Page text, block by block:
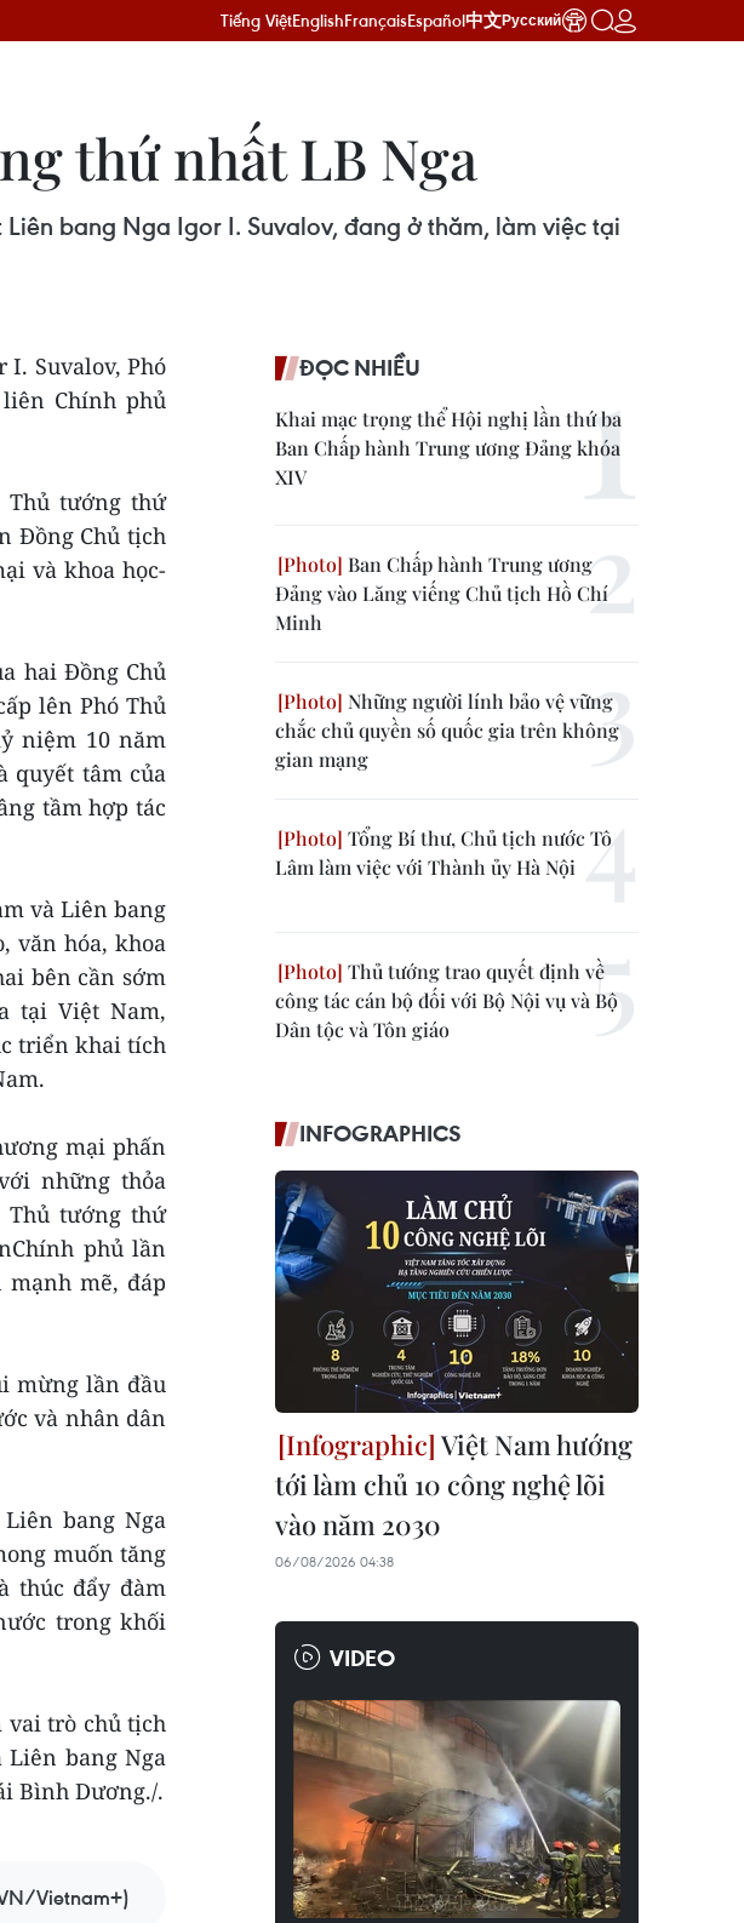
Tiếng ViệtEnglishFrançaisEspañol中文Русский
thứ nhất LB Nga
bang Nga Igor I. Suvalov, đang ở thăm, làm việc tại
I. Suvalov, Phó
Chính phủ
Thủ tướng thứ
Đồng Chủ tịch
và khoa học-
hai Đồng Chủ
lên Phó Thủ
niệm 10 năm
quyết tâm của
tầm hợp tác
và Liên bang
văn hóa, khoa
bên cần sớm
tại Việt Nam,
triển khai tích
mại phấn
những thỏa
Thủ tướng thứ
phủ lần
mạnh mẽ, đáp
mừng lần đầu
và nhân dân
bang Nga
muốn tăng
thúc đẩy đàm
trong khối
vai trò chủ tịch
Liên bang Nga
Bình Dương./.
Vietnam+)
ĐỌC NHIỀU
Khai mạc trọng thể Hội nghị lần thứ ba
Ban Chấp hành Trung ương Đảng khóa
XIV
Ban Chấp hành Trung ương
Đảng vào Lăng viếng Chủ tịch Hồ Chí
Minh
Những người lính bảo vệ vững
chắc chủ quyền số quốc gia trên không
gian mạng
Tổng Bí thư, Chủ tịch nước Tô
Lâm làm việc với Thành ủy Hà Nội
Thủ tướng trao quyết định về
công tác cán bộ đối với Bộ Nội vụ và Bộ
Dân tộc và Tôn giáo
INFOGRAPHICS
Việt Nam hướng
tới làm chủ 10 công nghệ lõi
vào năm 2030
06/08/2026 04:38
VIDEO